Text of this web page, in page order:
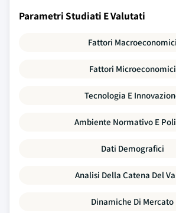
Parametri Studiati E Valutati
Fattori Macroeconomici
Fattori Microeconomici
Tecnologia E
Ambiente Normativo E
Dati Demografici
Analisi Della Catena Del
Dinamiche Di Mercato